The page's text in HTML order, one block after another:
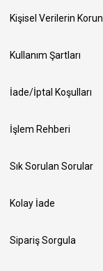
Kişisel Verilerin
Kullanım Şartları
İade/İptal Koşulları
İşlem Rehberi
Sık Sorulan Sorular
Kolay İade
Sipariş Sorgula